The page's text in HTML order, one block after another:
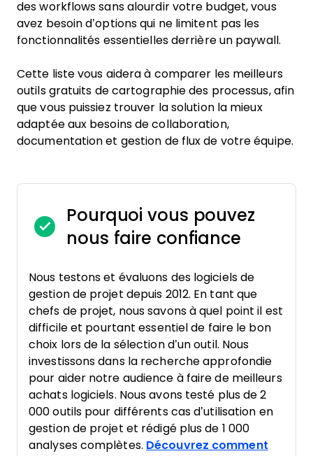
des workflows sans alourdir votre budget, vous
avez besoin d’options qui ne limitent pas les
fonctionnalités essentielles derrière un paywall.
Cette liste vous aidera à comparer les meilleurs
outils gratuits de cartographie des processus, afin
que vous puissiez trouver la solution la mieux
adaptée aux besoins de collaboration,
documentation et gestion de flux de votre équipe.
Pourquoi vous pouvez
nous faire confiance
Nous testons et évaluons des logiciels de
gestion de projet depuis 2012. En tant que
chefs de projet, nous savons à quel point il est
difficile et pourtant essentiel de faire le bon
choix lors de la sélection d’un outil. Nous
investissons dans la recherche approfondie
pour aider notre audience à faire de meilleurs
achats logiciels. Nous avons testé plus de 2
000 outils pour différents cas d’utilisation en
gestion de projet et rédigé plus de 1 000
analyses complètes. Découvrez comment